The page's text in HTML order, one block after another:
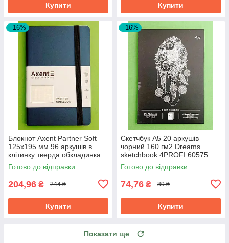
Купити Купити
–16%
Блокнот Axent Partner Soft
125х195 мм 96 аркушів в
клітинку тверда обкладинка
синій
Готово до відправки
204,96 ₴ 244 ₴
Купити
–16%
Скетчбук A5 20 аркушів
чорний 160 гм2 Dreams
sketchbook 4PROFI 60575
Готово до відправки
74,76 ₴ 89 ₴
Купити
Показати ще